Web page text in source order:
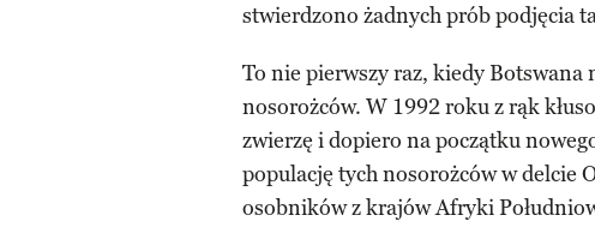
stwierdzono żadnych prób podjęcia
To nie pierwszy raz, kiedy
nosorożców. W 1992 roku z rąk
zwierzę i dopiero na początku
populację tych nosorożców w delcie
osobników z krajów Afryki